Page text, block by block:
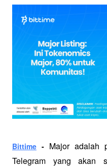
Bittime - Major adalah
Telegram yang akan